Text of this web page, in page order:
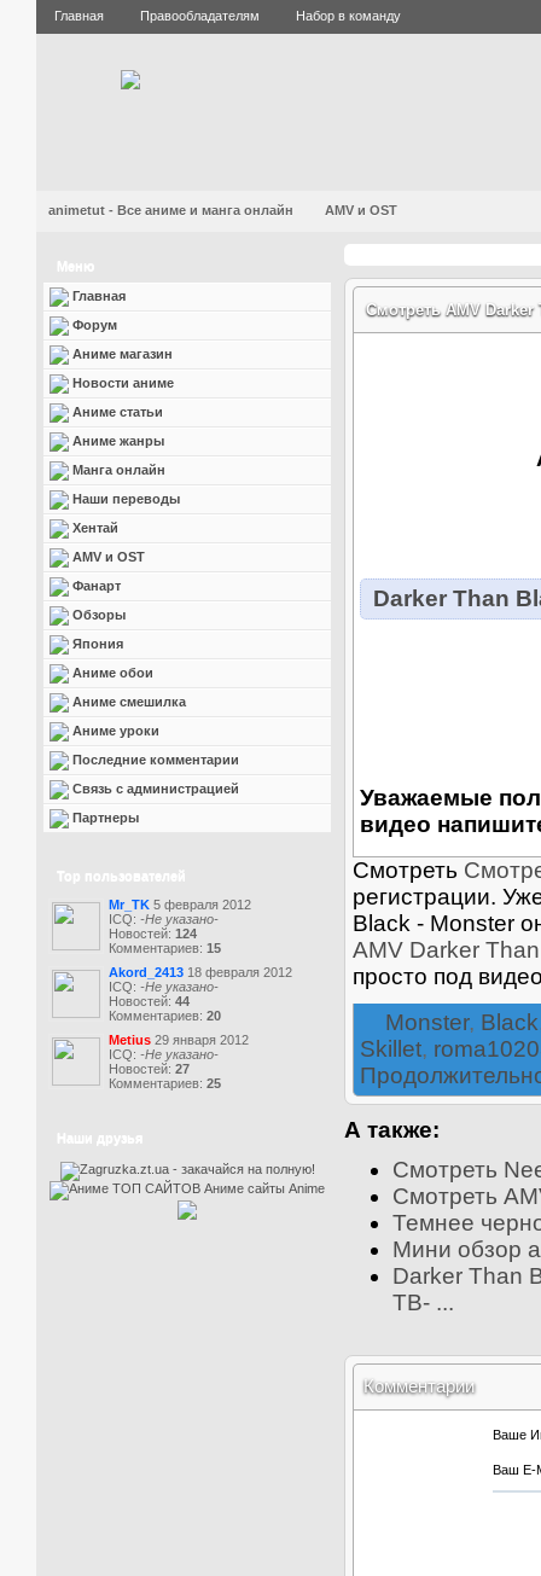
Главная Правообладателям Набор в команду
animetut - Все аниме и манга онлайн AMV и OST
Меню
Главная
Форум
Аниме магазин
Новости аниме
Аниме статьи
Аниме жанры
Манга онлайн
Наши переводы
Хентай
AMV и OST
Фанарт
Обзоры
Япония
Аниме обои
Аниме смешилка
Аниме уроки
Последние комментарии
Связь с администрацией
Партнеры
Top пользователей
Mr_TK 5 февраля 2012
ICQ: -Не указано-
Новостей: 124
Комментариев: 15
Akord_2413 18 февраля 2012
ICQ: -Не указано-
Новостей: 44
Комментариев: 20
Metius 29 января 2012
ICQ: -Не указано-
Новостей: 27
Комментариев: 25
Наши друзья
Смотреть AMV
Darker Than
Уважаемые
видео
Смотреть
регистрации.
Black - Monster
AMV Darker
просто под
Monster, Black
Skillet,
А также:
Смотреть
Смотреть
Темнее
Мини обзор
Darker Than
ТВ- ...
Комментарии
Ваше
Ваш E-